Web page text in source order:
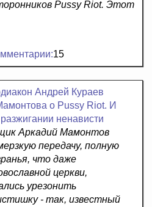
Pussy Riot. Этот
15
Андрей Кураев
о Pussy Riot. И
ненависти
Аркадий Мамонтов
передачу, полную
что даже
церкви,
урезонить
- так, известный